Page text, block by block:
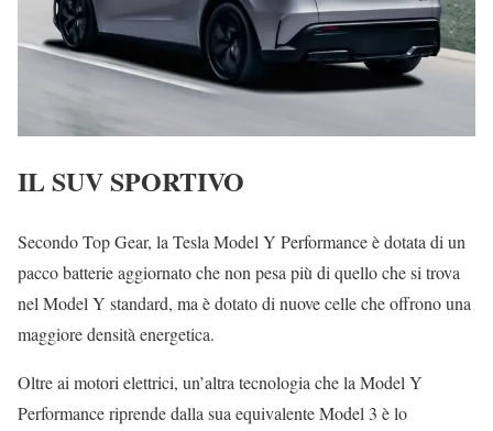
IL SUV SPORTIVO
Secondo Top Gear, la Tesla Model Y Performance è dotata di un
pacco batterie aggiornato che non pesa più di quello che si trova
nel Model Y standard, ma è dotato di nuove celle che offrono una
maggiore densità energetica.
Oltre ai motori elettrici, un’altra tecnologia che la Model Y
Performance riprende dalla sua equivalente Model 3 è lo